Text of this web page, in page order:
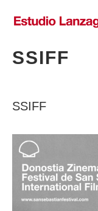
SSIFF
SSIFF